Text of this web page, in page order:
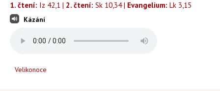
1. čtení: Iz 42,1 | 2. čtení: Sk 10,34 | Evangelium: Lk 3,15
Kázání
Velikonoce